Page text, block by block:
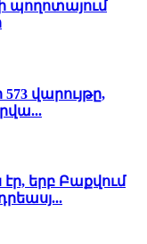
պողոտայում
վարույթը,
երբ Բաքվում